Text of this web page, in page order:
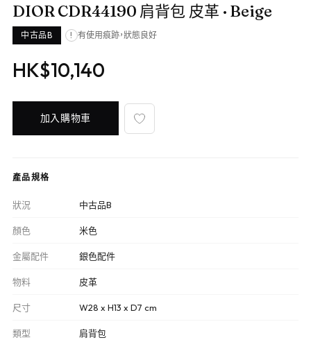
DIOR CDR44190 肩背包 皮革 · Beige
中古品B ! 有使用痕跡，狀態良好
HK$10,140
加入購物車
產品規格
狀況 中古品B
顏色 米色
金屬配件 銀色配件
物料 皮革
尺寸 W28 x H13 x D7 cm
類型 肩背包